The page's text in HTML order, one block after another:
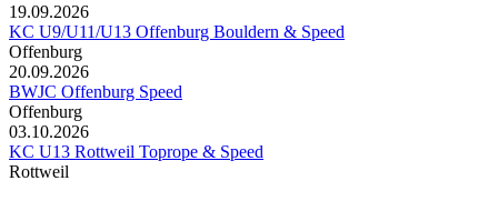
19.09.2026
KC U9/U11/U13 Offenburg Bouldern & Speed
Offenburg
20.09.2026
BWJC Offenburg Speed
Offenburg
03.10.2026
KC U13 Rottweil Toprope & Speed
Rottweil